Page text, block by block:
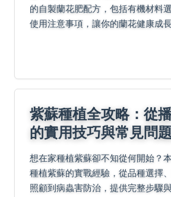
的自製蘭花肥配方，包括有機材料
使用注意事項，讓你的蘭花健康成
紫蘇種植全攻略：從
的實用技巧與常見問
想在家種植紫蘇卻不知從何開始？
種植紫蘇的實戰經驗，從品種選擇
照顧到病蟲害防治，提供完整步驟